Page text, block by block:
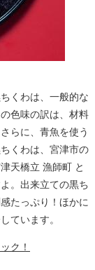
くわは、一般的な
色味の訳は、材料
らに、青魚を使う
くわは、宮津市の
天橋立 漁師町 と
。出来立ての黒ち
たっぷり！ほかに
ています。
ク！